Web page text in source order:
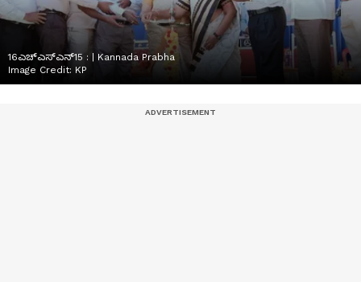
16ಎಚ್ಎಸ್ಎನ್15 : | Kannada Prabha
Image Credit: KP